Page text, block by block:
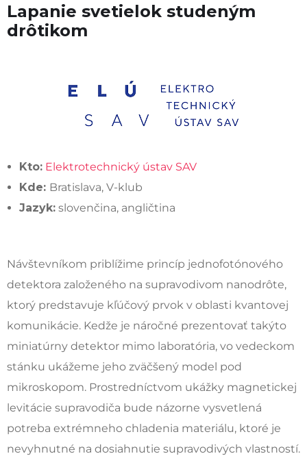
Lapanie svetielok studeným
drôtikom
Kto: Elektrotechnický ústav SAV
Kde: Bratislava, V-klub
Jazyk: slovenčina, angličtina
Návštevníkom priblížime princíp jednofotónového
detektora založeného na supravodivom nanodrôte,
ktorý predstavuje kľúčový prvok v oblasti kvantovej
komunikácie. Kedže je náročné prezentovať takýto
miniatúrny detektor mimo laboratória, vo vedeckom
stánku ukážeme jeho zväčšený model pod
mikroskopom. Prostredníctvom ukážky magnetickej
levitácie supravodiča bude názorne vysvetlená
potreba extrémneho chladenia materiálu, ktoré je
nevyhnutné na dosiahnutie supravodivých vlastností.